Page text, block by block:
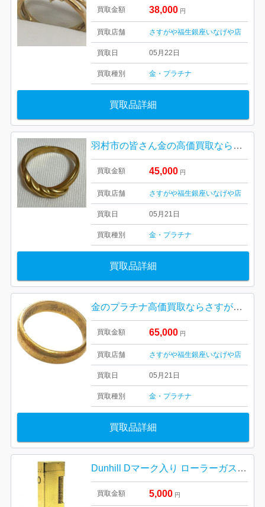
買取金額 38,000 円
買取店舗 さすがや福生銀座いなげや店
買取日 05月22日
買取種別 金・プラチナ
買取品詳細
羽村市の皆さん金の高価買取ならさすがや！|k18リング| 羽村市富士見平
買取金額 45,000 円
買取店舗 さすがや福生銀座いなげや店
買取日 05月21日
買取種別 金・プラチナ
買取品詳細
金のプラチナ高価買取ならさすがや！| K18 指輪の買取| 羽村市小作台
買取金額 65,000 円
買取店舗 さすがや福生銀座いなげや店
買取日 05月21日
買取種別 金・プラチナ
買取品詳細
Dunhill Dマーク入り ローラーガスライター ダンヒル ゴールド | 羽村市横田基地内
買取金額 5,000 円